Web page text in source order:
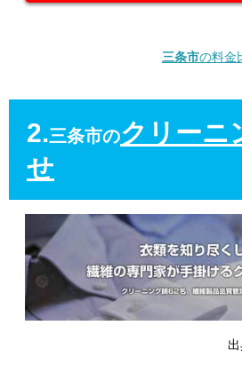
三条市の料金
2.三条市のクリーニ
せ
出